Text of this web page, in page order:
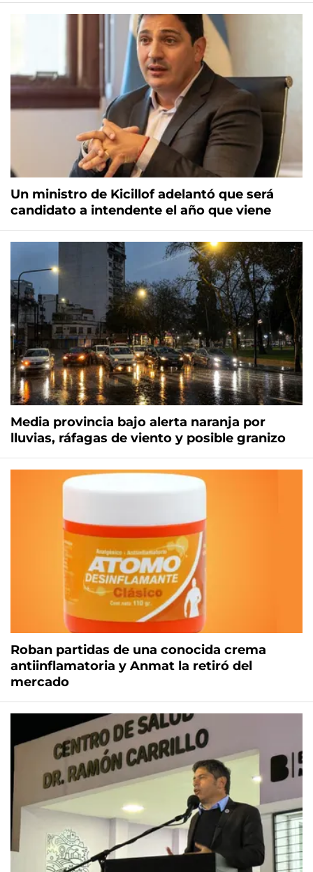
Un ministro de Kicillof adelantó que será
candidato a intendente el año que viene
Media provincia bajo alerta naranja por
lluvias, ráfagas de viento y posible granizo
Roban partidas de una conocida crema
antiinflamatoria y Anmat la retiró del
mercado